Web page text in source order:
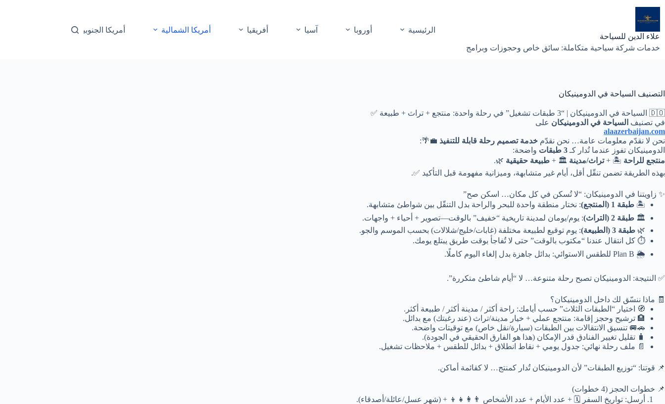
المحتوى
علاء الدين للسياحة
خدمات شركة سياحية متكاملة: سائق خاص وحجوزات وبرامج
الرئيسية أوروبا آسيا أفريقيا أمريكا الشمالية أمريكا الجنوبية
التصنيف السياحة في الدومينيكان
🇩🇴 السياحة في الدومينيكان | “3 طبقات تشغيل” في رحلة واحدة: منتجع + تراث + طبيعة ✅
في تصنيف السياحة في الدومينيكان على
alaazerbaijan.com
نحن لا نقدّم معلومات عامة… نحن نقدّم خدمة تصميم رحلة قابلة للتنفيذ 💼🌴:
الدومينيكان تفوز عندما تُدار كـ 3 طبقات
واضحة:
منتجع للراحة 🏝️ +تراث/مدينة 🏛️ + طبيعة حقيقية 🌿.
بهذه الطريقة تضمن تنقّل أقل، أيام غير متشابهة، وميزانية مفهومة قبل التأكيد ✅.
✨ زاويتنا في الدومينيكان: “لا تُسكن في كل مكان… اسكن صح”
🏝️ طبقة 1 (المنتجع)
: نختار منطقة واحدة للبحر والراحة بدل التنقّل بين شواطئ متشابهة.
🏛️ طبقة 2 (التراث)
: يوم/يومان لمدينة تاريخية “خفيف” بالوقت—تصوير + أحياء + واجهات.
🌿 طبقة 3 (الطبيعة)
: يوم توقيع لطبيعة مختلفة (غابات/خليج/شلالات) بحسب الموسم والجو.
⏱️ كل انتقال عندنا “مكتوب بالوقت” حتى لا تُفاجأ بوقت طريق يبتلع يومك.
🌦️ Plan B للطقس الاستوائي: بدائل جاهزة بدل إلغاء اليوم كاملًا.
✅ النتيجة: الدومينيكان تصبح رحلة متنوعة… لا “أيام شاطئ متكررة”.
🧾 ماذا ننسّق لك داخل الدومينيكان؟
🧭 اختيار “الطبقات الثلاث” حسب أيامك: راحة أكثر / مدينة أكثر / طبيعة أكثر.
🏨 ترشيح وحجز إقامة: منتجع عملي + خيار مدينة/تراث (عند رغبتك) مع بدائل.
🚗🚐 تنسيق الانتقالات بين الطبقات (سيارة/نقل خاص) مع توقيتات واضحة.
🧳 تقليل تغيير الفنادق قدر الإمكان (هذا هو الفارق الحقيقي في الجودة).
📄 ملف رحلة نهائي: جدول يومي + نقاط انطلاق + بدائل للطقس + ملاحظات تشغيل.
📌 قوتنا: “توزيع الطبقات” لأن الدومينيكان تُدار كمنتج… لا كقائمة أماكن.
📌 خطوات الحجز (4 خطوات)
أرسل: تواريخ السفر 🗓️ + عدد الأيام + عدد الأشخاص 👨‍👩‍👧‍👦 + (شهر عسل/عائلة/أصدقاء).